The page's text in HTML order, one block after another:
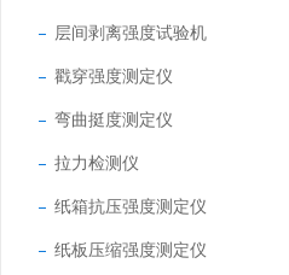
层间剥离强度试验机
戳穿强度测定仪
弯曲挺度测定仪
拉力检测仪
纸箱抗压强度测定仪
纸板压缩强度测定仪